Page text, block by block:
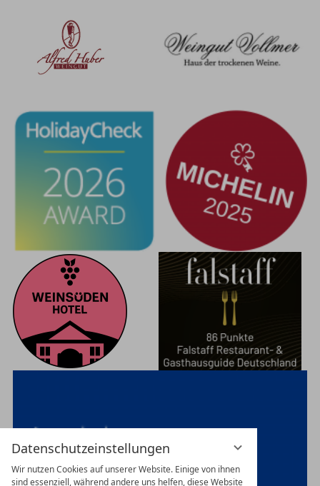
Datenschutzeinstellungen
Wir nutzen Cookies auf unserer Website. Einige von ihnen
sind essenziell, während andere uns helfen, diese Website